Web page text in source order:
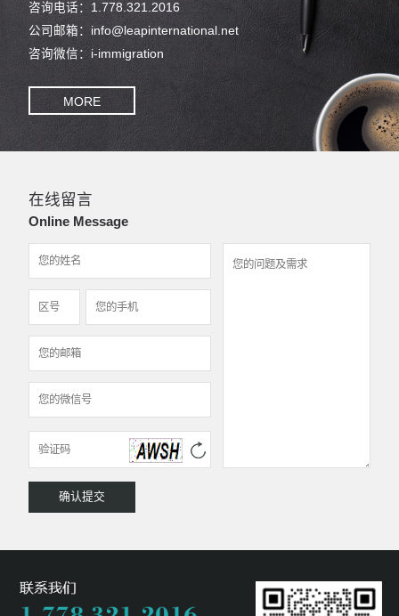
咨询电话：1.778.321.2016
公司邮箱：info@leapinternational.net
咨询微信：i-immigration
MORE
在线留言
Online Message